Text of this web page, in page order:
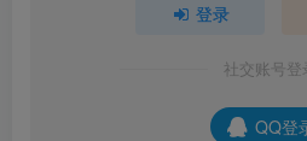
登录
社交账号登
QQ登